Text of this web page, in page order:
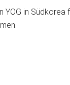
YOG in